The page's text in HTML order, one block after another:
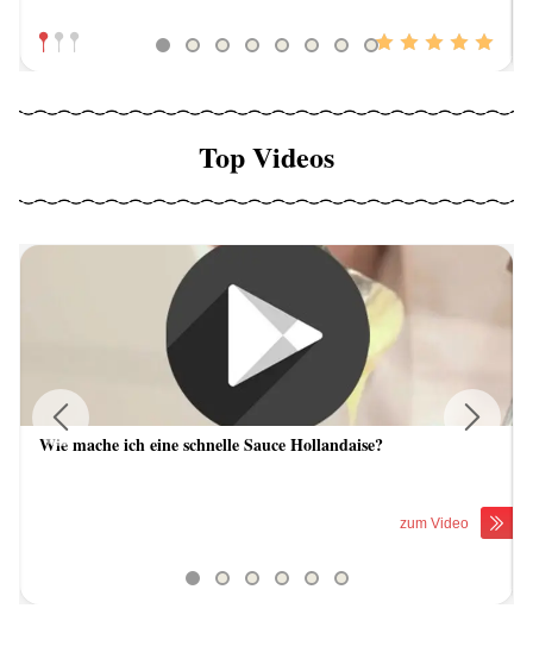
Top Videos
Wie mache ich eine schnelle Sauce Hollandaise?
zum Video
Previous